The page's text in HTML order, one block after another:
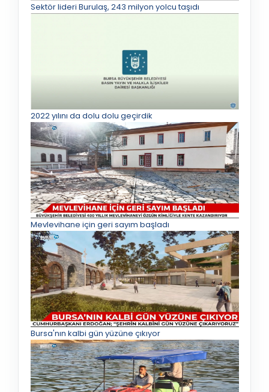
Sektör lideri Burulaş, 243 milyon yolcu taşıdı
2022 yılını da dolu dolu geçirdik
Mevlevihane için geri sayım başladı
Bursa'nın kalbi gün yüzüne çıkıyor